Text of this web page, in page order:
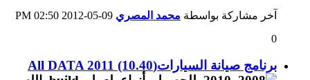
آخر مشاركة بواسطة محمد المصري
02:50 PM
0
برنامج صيانة السيارات(All DATA 2011 (10.40